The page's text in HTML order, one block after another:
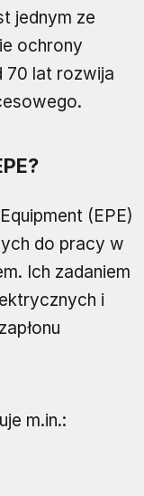
jednym ze
ochrony
70 lat rozwija
(EPE)
do pracy w
Ich zadaniem
i
m.in.: